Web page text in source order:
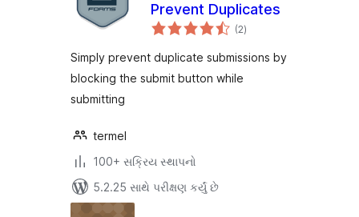
Prevent Duplicates
(2કુલ
રેટિંગ્સ
)
Simply prevent duplicate submissions by
blocking the submit button while
submitting
termel
100+ સક્રિય સ્થાપનો
5.2.25 સાથે પરીક્ષણ કર્યું છે